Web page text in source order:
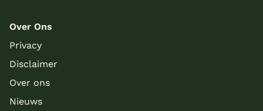
Over Ons
Privacy
Disclaimer
Over ons
Nieuws